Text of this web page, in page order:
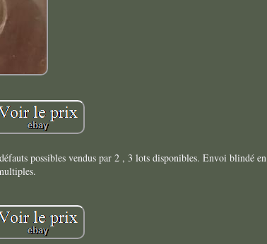
possibles vendus par 2 , 3 lots disponibles. Envoi blindé en